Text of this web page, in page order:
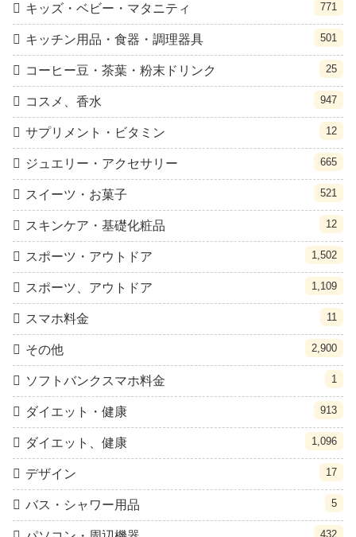
キッズ・ベビー・マタニティ 771
キッチン用品・食器・調理器具 501
コーヒー豆・茶葉・粉末ドリンク 25
コスメ、香水 947
サプリメント・ビタミン 12
ジュエリー・アクセサリー 665
スイーツ・お菓子 521
スキンケア・基礎化粧品 12
スポーツ・アウトドア 1,502
スポーツ、アウトドア 1,109
スマホ料金 11
その他 2,900
ソフトバンクスマホ料金 1
ダイエット・健康 913
ダイエット、健康 1,096
デザイン 17
バス・シャワー用品 5
432